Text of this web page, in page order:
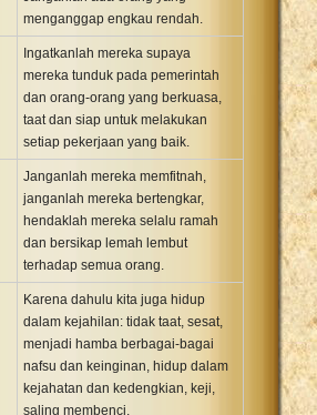
menganggap engkau rendah.
Ingatkanlah mereka supaya
mereka tunduk pada pemerintah
dan orang-orang yang berkuasa,
taat dan siap untuk melakukan
setiap pekerjaan yang baik.
Janganlah mereka memfitnah,
janganlah mereka bertengkar,
hendaklah mereka selalu ramah
dan bersikap lemah lembut
terhadap semua orang.
Karena dahulu kita juga hidup
dalam kejahilan: tidak taat, sesat,
menjadi hamba berbagai-bagai
nafsu dan keinginan, hidup dalam
kejahatan dan kedengkian, keji,
saling membenci.